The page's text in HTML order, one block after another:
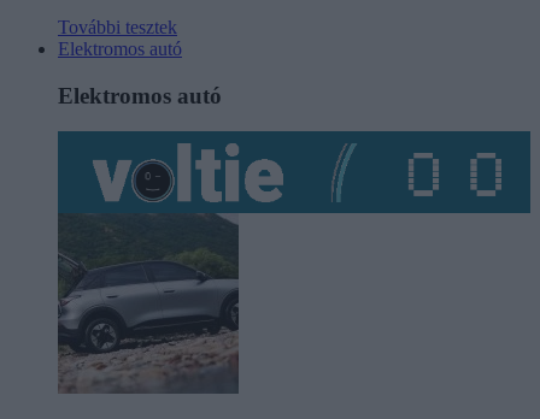
További tesztek
Elektromos autó
Elektromos autó